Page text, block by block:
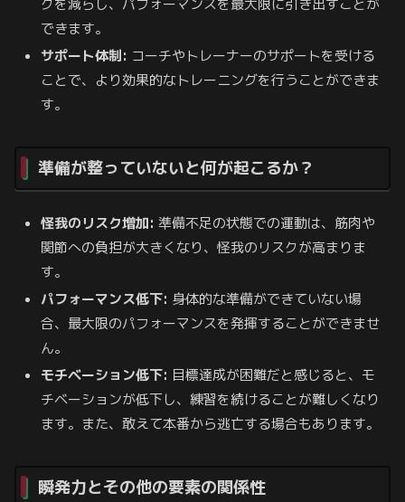
クを減らし、パフォーマンスを最大限に引き出すことが
できます。
サポート体制: コーチやトレーナーのサポートを受ける
ことで、より効果的なトレーニングを行うことができま
す。
準備が整っていないと何が起こるか？
怪我のリスク増加: 準備不足の状態での運動は、筋肉や
関節への負担が大きくなり、怪我のリスクが高まりま
す。
パフォーマンス低下: 身体的な準備ができていない場
合、最大限のパフォーマンスを発揮することができませ
ん。
モチベーション低下: 目標達成が困難だと感じると、モ
チベーションが低下し、練習を続けることが難しくなり
ます。また、敢えて本番から逃亡する場合もあります。
瞬発力とその他の要素の関係性